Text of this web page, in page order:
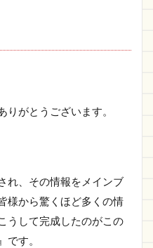
りがとうございます。
れ、その情報をメインブ
様から驚くほど多くの情
うして完成したのがこの
です。